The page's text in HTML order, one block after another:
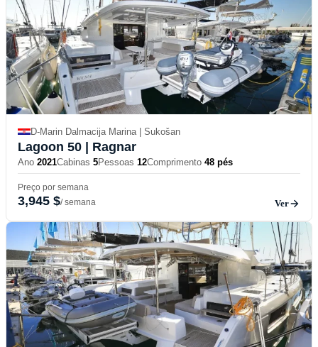
D-Marin Dalmacija Marina | Sukošan
Lagoon 50 | Ragnar
Ano 2021Cabinas 5Pessoas 12Comprimento 48 pés
Preço por semana
3,945 $/ semana Ver